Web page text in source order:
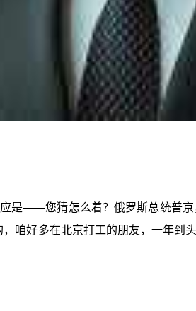
是——您猜怎么着？俄罗斯总统普
咱好多在北京打工的朋友，一年